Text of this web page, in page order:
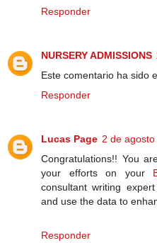
Responder
NURSERY ADMISSIONS
Este comentario ha sido
Responder
Lucas Page 2 de
Congratulations!! You
your efforts on your
consultant writing
and use the data to
Responder